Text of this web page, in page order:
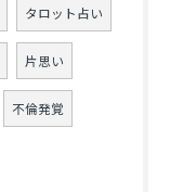
タロット占い
片思い
不倫発覚